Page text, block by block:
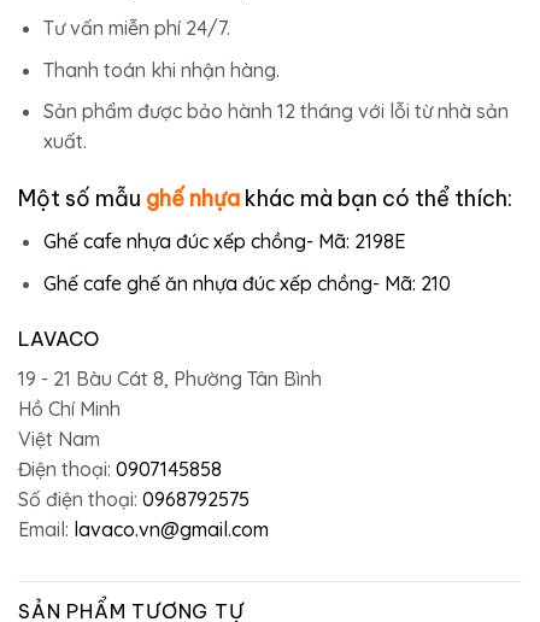
Tư vấn miễn phí 24/7.
Thanh toán khi nhận hàng.
Sản phẩm được bảo hành 12 tháng với lỗi từ nhà sản
xuất.
Một số mẫu ghế nhựa khác mà bạn có thể thích:
Ghế cafe nhựa đúc xếp chồng- Mã: 2198E
Ghế cafe ghế ăn nhựa đúc xếp chồng- Mã: 210
LAVACO
19 - 21 Bàu Cát 8, Phường Tân Bình
Hồ Chí Minh
Việt Nam
Điện thoại: 0907145858
Số điện thoại: 0968792575
Email: lavaco.vn@gmail.com
SẢN PHẨM TƯƠNG TỰ